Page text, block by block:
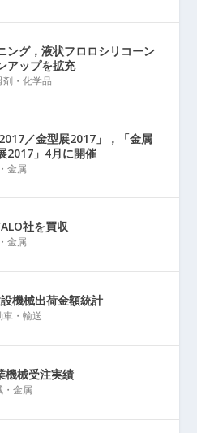
ング，液状フロロシリコーン
アップを拡充
剤・化学品
／金型展2017」，「金属
2017」4月に開催
金属
社を買収
金属
機械出荷金額統計
車・輸送
機械受注実績
・金属